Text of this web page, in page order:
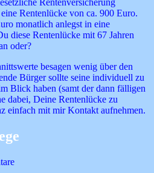
Rentenversicherung
Rentenlücke von ca. 900 Euro.
monatlich anlegst in eine
diese Rentenlücke mit 67 Jahren
oder?
besagen wenig über den
Bürger sollte seine individuell zu
Blick haben (samt der dann fälligen
dabei, Deine Rentenlücke zu
einfach mit mir Kontakt aufnehmen.